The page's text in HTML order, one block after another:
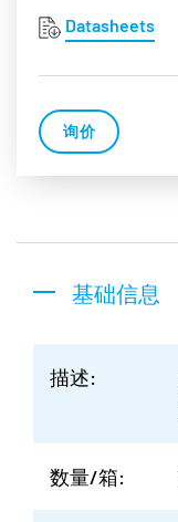
Datasheets
询价
基础信息
描述:
数量/箱: